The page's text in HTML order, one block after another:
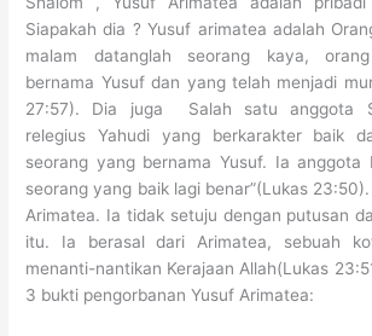
Siapakah dia ? Yusuf arimatea adalah
malam datanglah seorang kaya,
bernama Yusuf dan yang telah menjadi
27:57). Dia juga Salah satu anggota
relegius Yahudi yang berkarakter baik
seorang yang bernama Yusuf. Ia anggota
seorang yang baik lagi benar”(Lukas
Arimatea. Ia tidak setuju dengan putusan
itu. Ia berasal dari Arimatea, sebuah
menanti-nantikan Kerajaan Allah(Lukas
3 bukti pengorbanan Yusuf Arimatea: